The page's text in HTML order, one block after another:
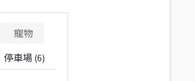
寵物
停車場 (6)